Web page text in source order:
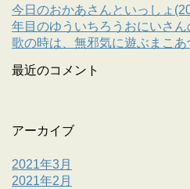
今日のおかあさんといっしょ
年目のゆういちろうおにいさ
歌の時は、無邪気に遊ぶまこあ
最近のコメント
アーカイブ
2021年3月
2021年2月